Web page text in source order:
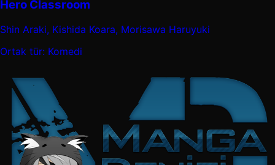
Hero Classroom
Shin Araki, Kishida Koara, Morisawa Haruyuki
Ortak tür: Komedi